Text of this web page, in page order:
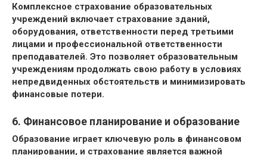
Комплексное страхование образовательных
учреждений включает страхование зданий,
оборудования, ответственности перед третьими
лицами и профессиональной ответственности
преподавателей. Это позволяет образовательным
учреждениям продолжать свою работу в условиях
непредвиденных обстоятельств и минимизировать
финансовые потери.
6. Финансовое планирование и образование
Образование играет ключевую роль в финансовом
планировании, и страхование является важной